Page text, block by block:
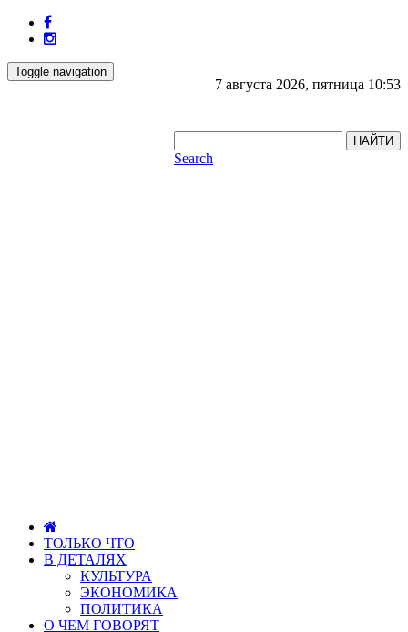
7 августа 2026, пятница 10:53
Toggle navigation
НАЙТИ
Search
ТОЛЬКО ЧТО
В ДЕТАЛЯХ
КУЛЬТУРА
ЭКОНОМИКА
ПОЛИТИКА
О ЧЕМ ГОВОРЯТ